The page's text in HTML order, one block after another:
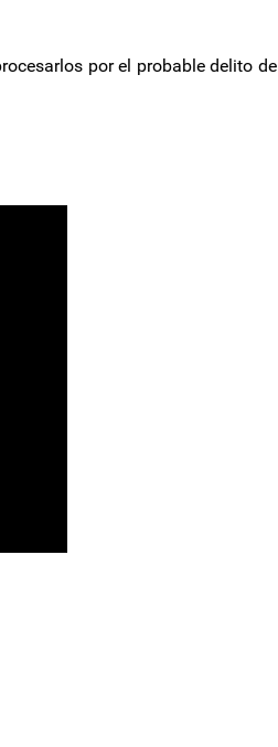
por el probable delito de